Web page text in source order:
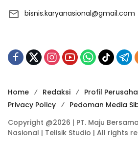
bisnis.karyanasional@gmail.com
Home Redaksi
Profil
Privacy Policy
Pedoman Media
Copyright @2026 | PT. Maju
Nasional | Telisik Studio | All rights